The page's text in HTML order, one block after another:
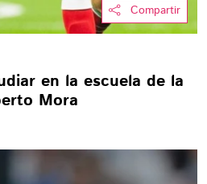
Compartir
en la escuela de la
Mora